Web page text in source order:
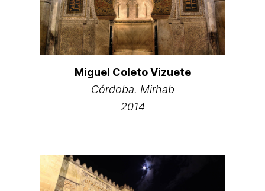
Miguel Coleto Vizuete
Córdoba. Mirhab
2014